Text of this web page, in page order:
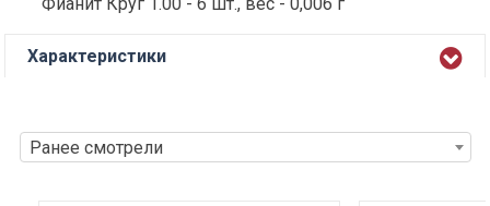
Характеристики
Ранее смотрели